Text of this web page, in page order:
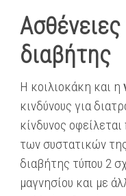
διαβήτης
Η κοιλιοκάκη και η
κινδύνους για
κίνδυνος
των συστατικών
διαβήτης τύπου 2
μαγνησίου και με